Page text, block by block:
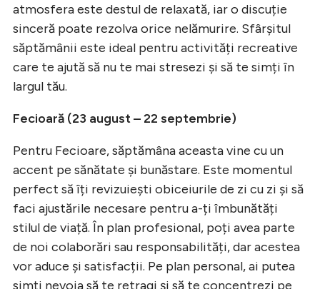
atmosfera este destul de relaxată, iar o discuție
sinceră poate rezolva orice nelămurire. Sfârșitul
săptămânii este ideal pentru activități recreative
care te ajută să nu te mai stresezi și să te simți în
largul tău.
Fecioară (23 august – 22 septembrie)
Pentru Fecioare, săptămâna aceasta vine cu un
accent pe sănătate și bunăstare. Este momentul
perfect să îți revizuiești obiceiurile de zi cu zi și să
faci ajustările necesare pentru a-ți îmbunătăți
stilul de viață. În plan profesional, poți avea parte
de noi colaborări sau responsabilități, dar acestea
vor aduce și satisfacții. Pe plan personal, ai putea
simți nevoia să te retragi și să te concentrezi pe